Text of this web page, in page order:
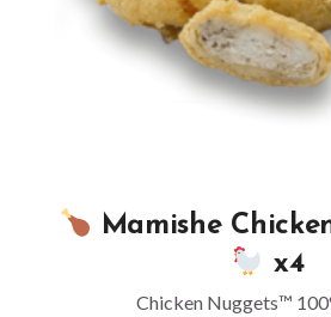
Mamishe
x4
Chicken Nuggets™